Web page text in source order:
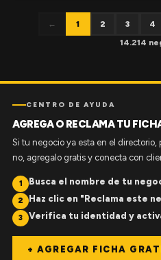
← 1 2 3 4
14.214
CENTRO DE AYUDA
AGREGA O RECLAMA TU
Si tu negocio ya esta en el
no, agregalo gratis y conecta con
1 Busca el nombre de tu
2 Haz clic en "Reclama este
3 Verifica tu identidad y
+ AGREGAR FICHA